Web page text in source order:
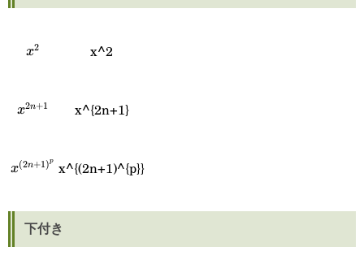
x^2
x2 x^2
x^{2n+1}
x2n+1 x^{2n+1}
x^{(2n+1)^{p}}
x(2n+1)p x^{(2n+1)^{p}}
下付き